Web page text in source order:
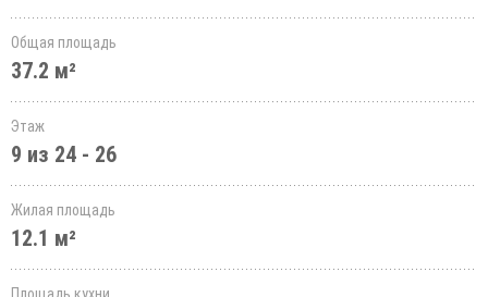
Общая площадь
37.2 м²
Этаж
9 из 24 - 26
Жилая площадь
12.1 м²